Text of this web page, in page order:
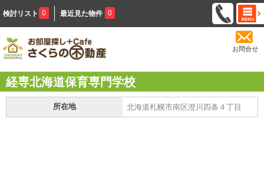
検討リスト 0 最近見た物件 0
お問合せ
経専北海道保育専門学校
所在地 北海道札幌市南区澄川四条４丁目